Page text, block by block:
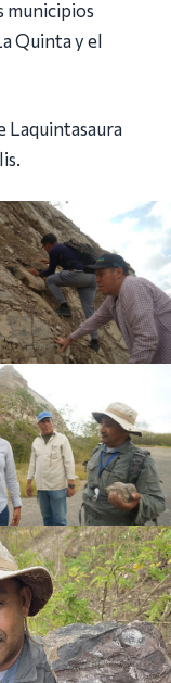
municipios
Quinta y el
Laquintasaura